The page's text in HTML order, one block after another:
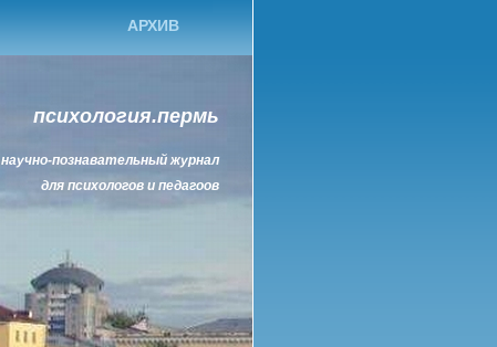
АРХИВ
психология.пермь
научно-познавательный журнал
для психологов и педагоов